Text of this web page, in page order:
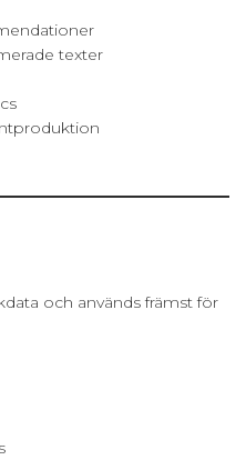
texter
och används främst för